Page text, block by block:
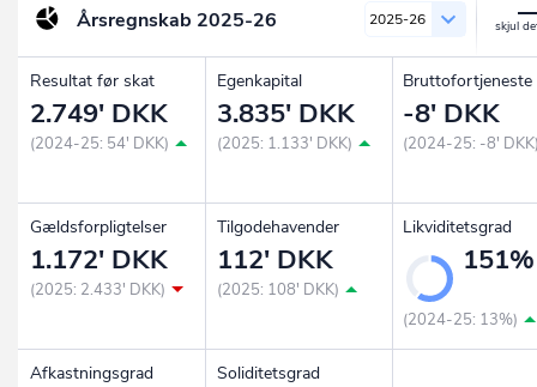
Årsregnskab 2025-26 2025-26
Resultat før skat
2.749' DKK
(2024-25: 54' DKK)
Egenkapital
3.835' DKK
(2025: 1.133' DKK)
Bruttofortjeneste
-8' DKK
(2024-25: -8'
Gældsforpligtelser
1.172' DKK
(2025: 2.433' DKK)
Tilgodehavender
112' DKK
(2025: 108' DKK)
Likviditetsgrad
151%
(2024-25: 13%)
Afkastningsgrad Soliditetsgrad